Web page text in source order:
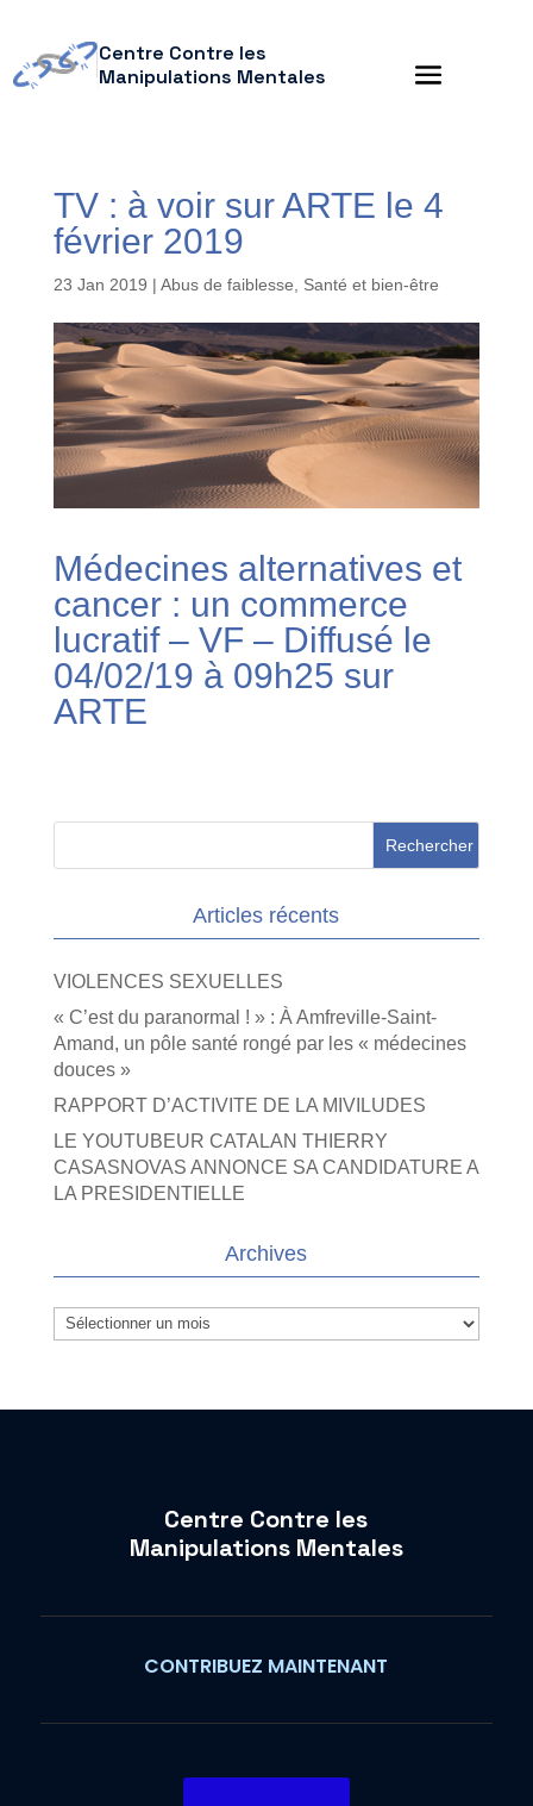
Centre Contre les
Manipulations Mentales
TV : à voir sur ARTE le 4
février 2019
23 Jan 2019 | Abus de faiblesse Santé et bien-être
Médecines alternatives et
cancer : un commerce
lucratif – VF – Diffusé le
04/02/19 à 09h25 sur
ARTE
Articles récents
VIOLENCES SEXUELLES
« C’est du paranormal ! » : À Amfreville-Saint-
Amand, un pôle santé rongé par les « médecines
douces »
RAPPORT D’ACTIVITE DE LA MIVILUDES
LE YOUTUBEUR CATALAN THIERRY
CASASNOVAS ANNONCE SA CANDIDATURE A
LA PRESIDENTIELLE
Archives
Archives
Centre Contre les
Manipulations Mentales
CONTRIBUEZ MAINTENANT